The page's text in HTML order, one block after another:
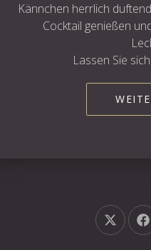
Kännchen herrlich
Cocktail genießen
Lassen Sie
Neues